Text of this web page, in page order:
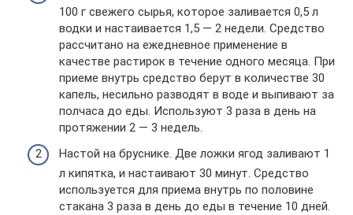
100 г свежего сырья, которое заливается 0,5 л
водки и настаивается 1,5 — 2 недели. Средство
рассчитано на ежедневное применение в
качестве растирок в течение одного месяца. При
приеме внутрь средство берут в количестве 30
капель, несильно разводят в воде и выпивают за
полчаса до еды. Используют 3 раза в день на
протяжении 2 — 3 недель.
Настой на бруснике. Две ложки ягод заливают 1
л кипятка, и настаивают 30 минут. Средство
используется для приема внутрь по половине
стакана 3 раза в день до еды в течение 10 дней.